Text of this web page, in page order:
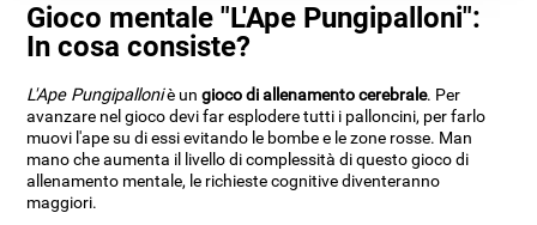
Gioco mentale "L'Ape Pungipalloni":
In cosa consiste?
L'Ape Pungipalloniè ungioco di allenamento cerebrale. Per
avanzare nel gioco devi far esplodere tutti i palloncini, per farlo
muovi l'ape su di essi evitando le bombe e le zone rosse. Man
mano che aumenta il livello di complessità di questo gioco di
allenamento mentale, le richieste cognitive diventeranno
maggiori.